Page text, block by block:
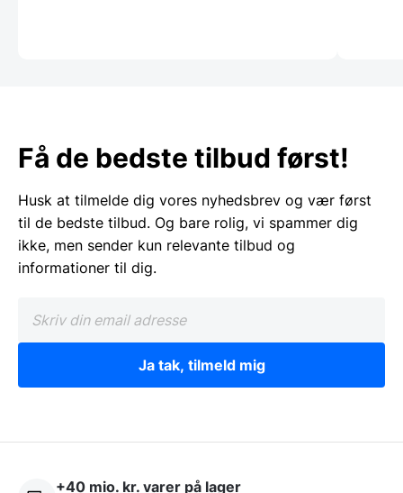
Få de bedste tilbud først!
Husk at tilmelde dig vores nyhedsbrev og vær først
til de bedste tilbud. Og bare rolig, vi spammer dig
ikke, men sender kun relevante tilbud og
informationer til dig.
Ja tak, tilmeld mig
+40 mio. kr. varer på lager